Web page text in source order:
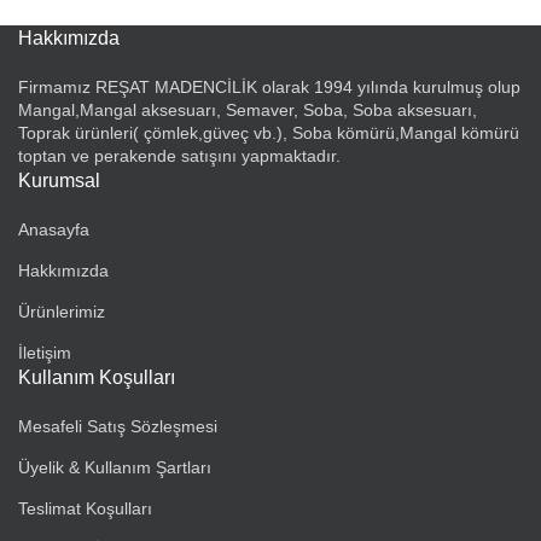
Hakkımızda
Firmamız REŞAT MADENCİLİK olarak 1994 yılında kurulmuş olup
Mangal,Mangal aksesuarı, Semaver, Soba, Soba aksesuarı,
Toprak ürünleri( çömlek,güveç vb.), Soba kömürü,Mangal kömürü
toptan ve perakende satışını yapmaktadır.
Kurumsal
Anasayfa
Hakkımızda
Ürünlerimiz
İletişim
Kullanım Koşulları
Mesafeli Satış Sözleşmesi
Üyelik & Kullanım Şartları
Teslimat Koşulları